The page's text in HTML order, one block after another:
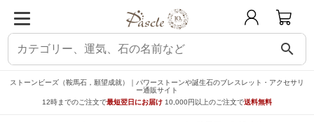
search
ストーンビーズ（鞍馬石，願望成就）｜パワーストーンや誕生石のブレスレット・アクセサリ
ー通販サイト
12時までのご注文で最短翌日にお届け 10,000円以上のご注文で送料無料